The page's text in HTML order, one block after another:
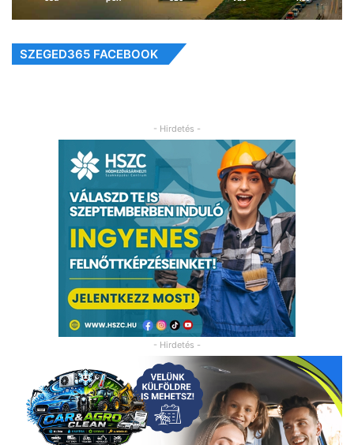
SZEGED365 FACEBOOK
- Hirdetés -
- Hirdetés -